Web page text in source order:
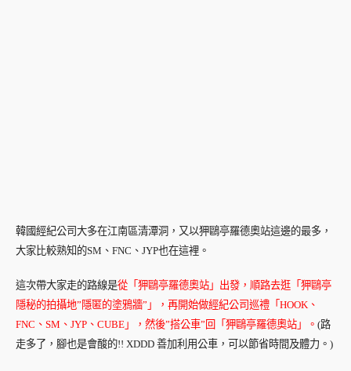
韓國經紀公司大多在江南區清潭洞，又以狎鷗亭羅德奧站這邊的最多，
大家比較熟知的SM、FNC、JYP也在這裡。
這次帶大家走的路線是從「狎鷗亭羅德奧站」出發，順路去逛「狎鷗亭
隱秘的拍攝地”隱匿的塗鴉牆”」，再開始做經紀公司巡禮「HOOK、
FNC、SM、JYP、CUBE」，然後”搭公車”回「狎鷗亭羅德奧站」。 (路
走多了，腳也是會酸的!! XDDD 善加利用公車，可以節省時間及體力。)